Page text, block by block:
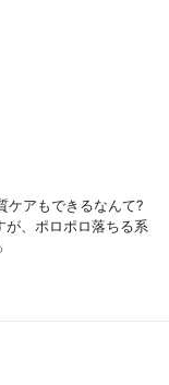
ケアもできるなんて?
が、ポロポロ落ちる系